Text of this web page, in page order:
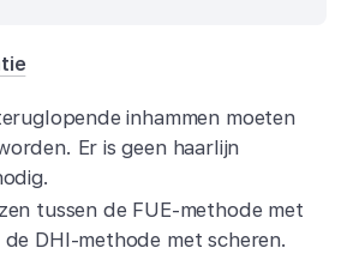
inhammen moeten
Er is geen haarlijn
tussen de FUE-methode met
DHI-methode met scheren.